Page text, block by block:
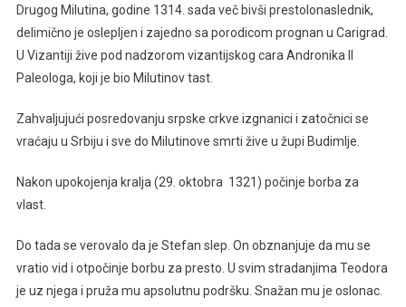
Drugog Milutina, godine 1314. sada več bivši prestolonaslednik,
delimično je oslepljen i zajedno sa porodicom prognan u Carigrad.
U Vizantiji žive pod nadzorom vizantijskog cara Andronika II
Paleologa, koji je bio Milutinov tast.
Zahvaljujući posredovanju srpske crkve izgnanici i zatočnici se
vraćaju u Srbiju i sve do Milutinove smrti žive u župi Budimlje.
Nakon upokojenja kralja (29. oktobra 1321) počinje borba za
vlast.
Do tada se verovalo da je Stefan slep. On obznanjuje da mu se
vratio vid i otpočinje borbu za presto. U svim stradanjima Teodora
je uz njega i pruža mu apsolutnu podršku. Snažan mu je oslonac.